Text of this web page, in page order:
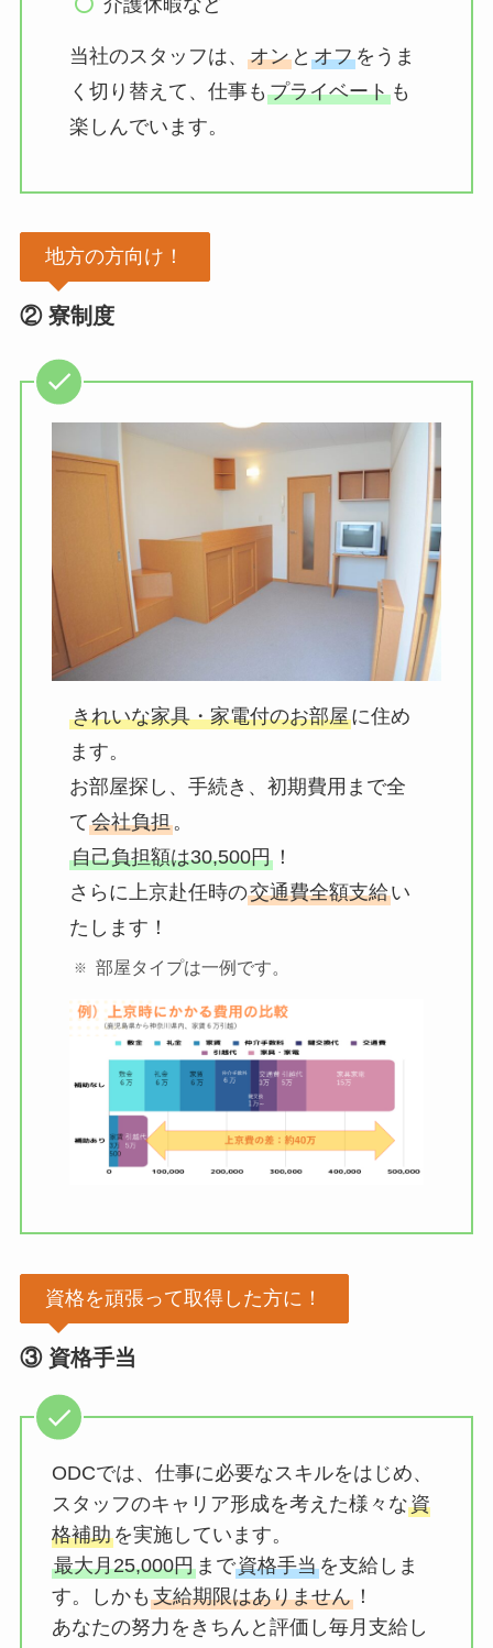
当社のスタッフは、 オンと オフをうま
く切り替えて、仕事も プライベートも
楽しんでいます。
地方の方向け！
② 寮制度
きれいな家具・家電付のお部屋に住め
ます。
お部屋探し、手続き、初期費用まで全
て会社負担。
自己負担額は30,500円！
さらに上京赴任時の交通費全額支給い
たします！
部屋タイプは一例です。
資格を頑張って取得した方に！
③ 資格手当
ODCでは、仕事に必要なスキルをはじめ、
スタッフのキャリア形成を考えた様々な資
格補助を実施しています。
最大月25,000円まで資格手当を支給しま
す。しかも 支給期限はありません！
あなたの努力をきちんと評価し毎月支給し